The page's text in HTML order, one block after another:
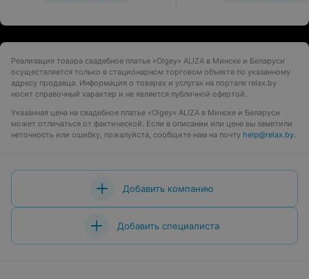
Реализация товара свадебное платье «Olgey» ALIZA в Минске и Беларуси
осуществляется только в стационарном торговом объекте по указанному
адресу продавца. Информация о товарах и услугах на портале relax.by
носит справочный характер и не является публичной офертой.
Указанная цена на свадебное платье «Olgey» ALIZA в Минске и Беларуси
может отличаться от фактической. Если в описании или цене вы заметили
неточность или ошибку, пожалуйста, сообщите нам на почту help@relax.by.
Добавить компанию
Добавить специалиста